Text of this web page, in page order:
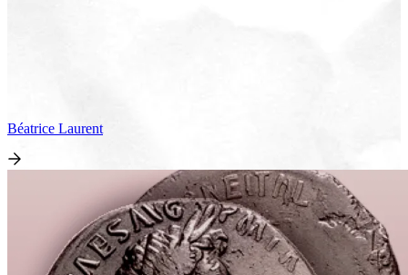
Béatrice Laurent
Voir le voyage